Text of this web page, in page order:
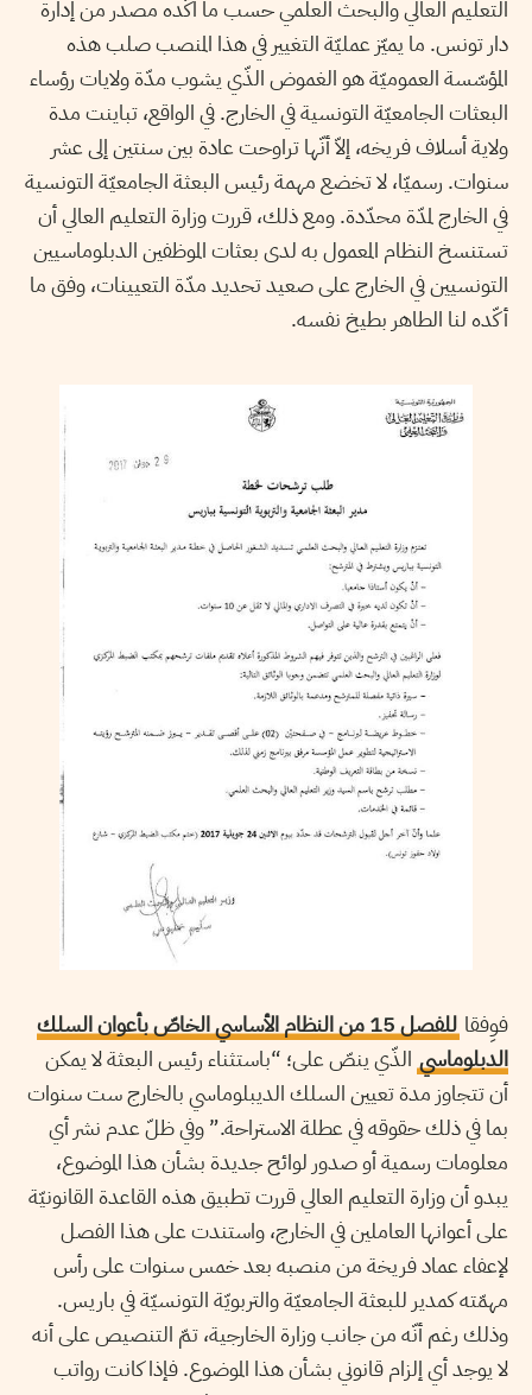
التعليم العالي والبحث العلمي حسب ما اكّده مصدر من إدارة
دار تونس. ما يميّز عمليّة التغيير في هذا المنصب صلب هذه
المؤسّسة العموميّة هو الغموض الذّي يشوب مدّة ولايات رؤساء
البعثات الجامعيّة التونسية في الخارج. في الواقع، تباينت مدة
ولاية أسلاف فريخه، إلاّ أنّها تراوحت عادة بين سنتين إلى عشر
سنوات. رسميّا، لا تخضع مهمة رئيس البعثة الجامعيّة التونسية
في الخارج لمدّة محدّدة. ومع ذلك، قررت وزارة التعليم العالي أن
تستنسخ النظام المعمول به لدى بعثات الموظفين الدبلوماسيين
التونسيين في الخارج على صعيد تحديد مدّة التعيينات، وفق ما
أكّده لنا الطاهر بطيخ نفسه.
فوِفقا
للفصل 15 من النظام الأساسي الخاصّ بأعوان السلك
الدبلوماسي الذّي ينصّ على؛ “باستثناء رئيس البعثة لا يمكن
أن تتجاوز مدة تعيين السلك الديبلوماسي بالخارج ست سنوات
بما في ذلك حقوقه في عطلة الاستراحة.” وفي ظلّ عدم نشر أي
معلومات رسمية أو صدور لوائح جديدة بشأن هذا الموضوع،
يبدو أن وزارة التعليم العالي قررت تطبيق هذه القاعدة القانونيّة
على أعوانها العاملين في الخارج، واستندت على هذا الفصل
لإعفاء عماد فريخة من منصبه بعد خمس سنوات على رأس
مهمّته كمدير للبعثة الجامعيّة والتربويّة التونسيّة في باريس.
وذلك رغم أنّه من جانب وزارة الخارجية، تمّ التنصيص على أنه
لا يوجد أي إلزام قانوني بشأن هذا الموضوع. فإذا كانت رواتب